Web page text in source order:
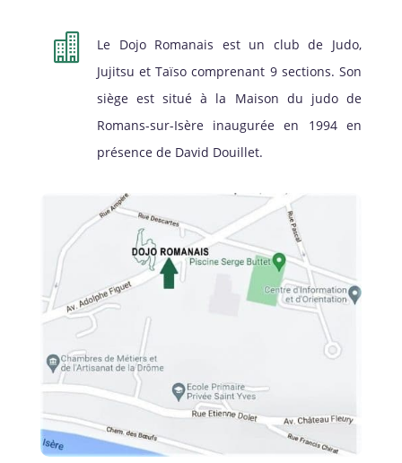

Le Dojo Romanais est un club de Judo,
Jujitsu et Taïso comprenant 9 sections. Son
siège est situé à la Maison du judo de
Romans-sur-Isère inaugurée en 1994 en
présence de David Douillet.